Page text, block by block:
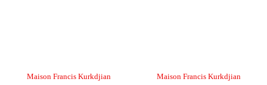
Maison Francis Kurkdjian
Maison Francis Kurkdjian